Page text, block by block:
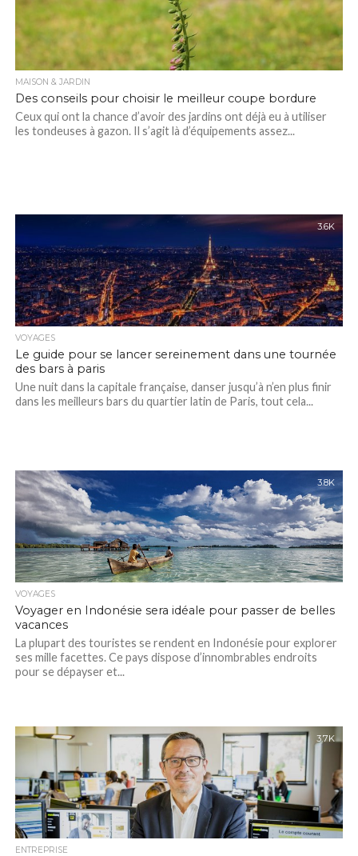
MAISON & JARDIN
Des conseils pour choisir le meilleur coupe bordure
Ceux qui ont la chance d’avoir des jardins ont déjà eu à utiliser
les tondeuses à gazon. Il s’agit là d’équipements assez...
3.6K
VOYAGES
Le guide pour se lancer sereinement dans une tournée
des bars à paris
Une nuit dans la capitale française, danser jusqu’à n’en plus finir
dans les meilleurs bars du quartier latin de Paris, tout cela...
3.8K
VOYAGES
Voyager en Indonésie sera idéale pour passer de belles
vacances
La plupart des touristes se rendent en Indonésie pour explorer
ses mille facettes. Ce pays dispose d’innombrables endroits
pour se dépayser et...
3.7K
ENTREPRISE